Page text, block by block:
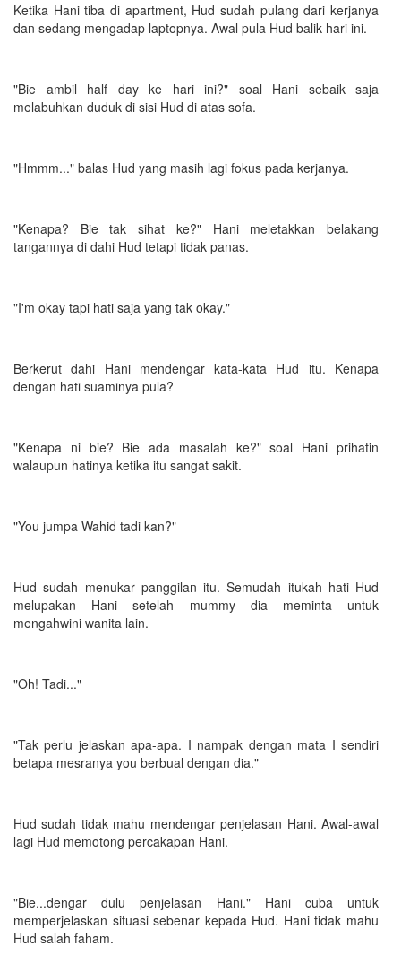
Ketika Hani tiba di apartment, Hud sudah pulang dari kerjanya
dan sedang mengadap laptopnya. Awal pula Hud balik hari ini.
"Bie ambil half day ke hari ini?" soal Hani sebaik saja
melabuhkan duduk di sisi Hud di atas sofa.
"Hmmm..." balas Hud yang masih lagi fokus pada kerjanya.
"Kenapa? Bie tak sihat ke?" Hani meletakkan belakang
tangannya di dahi Hud tetapi tidak panas.
"I'm okay tapi hati saja yang tak okay."
Berkerut dahi Hani mendengar kata-kata Hud itu. Kenapa
dengan hati suaminya pula?
"Kenapa ni bie? Bie ada masalah ke?" soal Hani prihatin
walaupun hatinya ketika itu sangat sakit.
"You jumpa Wahid tadi kan?"
Hud sudah menukar panggilan itu. Semudah itukah hati Hud
melupakan Hani setelah mummy dia meminta untuk
mengahwini wanita lain.
"Oh! Tadi..."
"Tak perlu jelaskan apa-apa. I nampak dengan mata I sendiri
betapa mesranya you berbual dengan dia."
Hud sudah tidak mahu mendengar penjelasan Hani. Awal-awal
lagi Hud memotong percakapan Hani.
"Bie...dengar dulu penjelasan Hani." Hani cuba untuk
memperjelaskan situasi sebenar kepada Hud. Hani tidak mahu
Hud salah faham.